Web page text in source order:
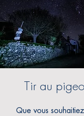
Tir au
Que vous